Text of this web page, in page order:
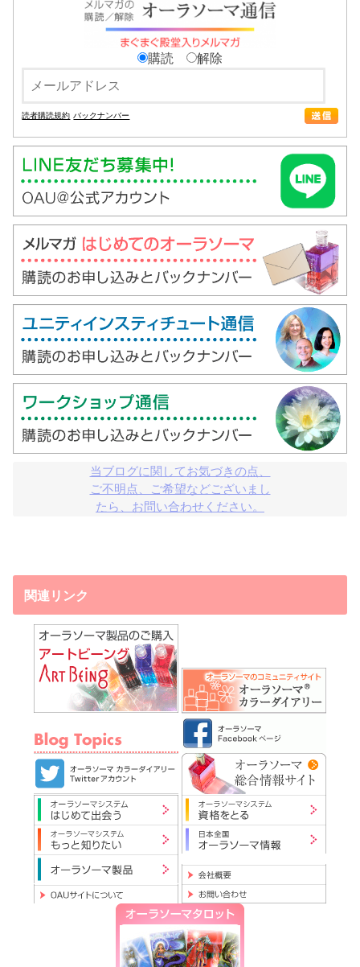
購読 解除
読者購読規約 バックナンバー
当ブログに関してお気づきの点、
ご不明点、ご希望などございまし
たら、お問い合わせください。
関連リンク